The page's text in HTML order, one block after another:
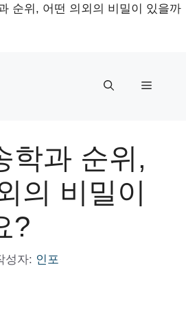
순위, 어떤 의외의 비밀이 있을까
메
학과 순위,
의 비밀이
?
성자: 인포